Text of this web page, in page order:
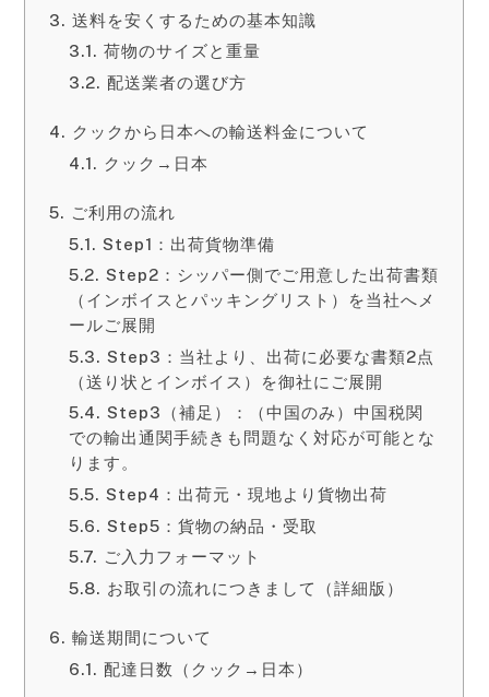
送料を安くするための基本知識
荷物のサイズと重量
配送業者の選び方
クックから日本への輸送料金について
クック→日本
ご利用の流れ
Step1：出荷貨物準備
Step2：シッパー側でご用意した出荷書類
（インボイスとパッキングリスト）を当社へメ
ールご展開
Step3：当社より、出荷に必要な書類2点
（送り状とインボイス）を御社にご展開
Step3（補足）：（中国のみ）中国税関
での輸出通関手続きも問題なく対応が可能とな
ります。
Step4：出荷元・現地より貨物出荷
Step5：貨物の納品・受取
ご入力フォーマット
お取引の流れにつきまして（詳細版）
輸送期間について
配達日数（クック→日本）